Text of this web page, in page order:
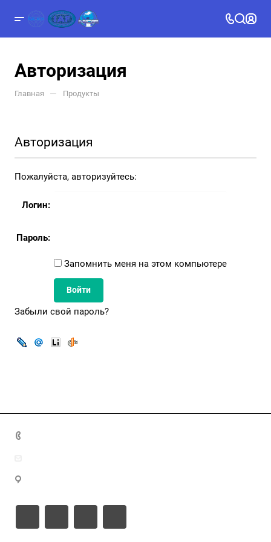
Авторизация
Главная — Продукты
Авторизация
Пожалуйста, авторизуйтесь:
Логин:
Пароль:
Запомнить меня на этом компьютере
Забыли свой пароль?